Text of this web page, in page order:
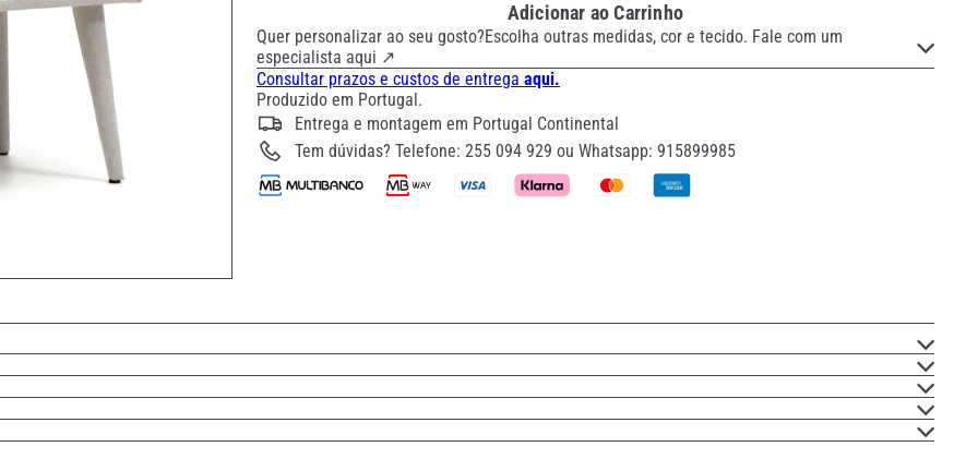
Adicionar ao Carrinho
Quer personalizar ao seu gosto?Escolha outras medidas, cor e tecido. Fale com um
especialista aqui ↗
Consultar prazos e custos de entrega aqui.
Produzido em Portugal.
Entrega e montagem em Portugal Continental
Tem dúvidas? Telefone: 255 094 929 ou Whatsapp: 915899985